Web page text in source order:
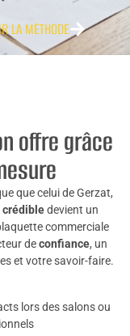
LA MÉTHODE
offre grâce
que celui de Gerzat,
devient un
commerciale
deconfiance, un
et votre savoir-faire.
lors des salons ou